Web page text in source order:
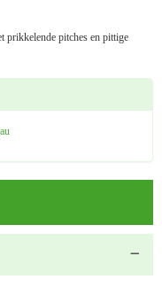
prikkelende pitches en pittige